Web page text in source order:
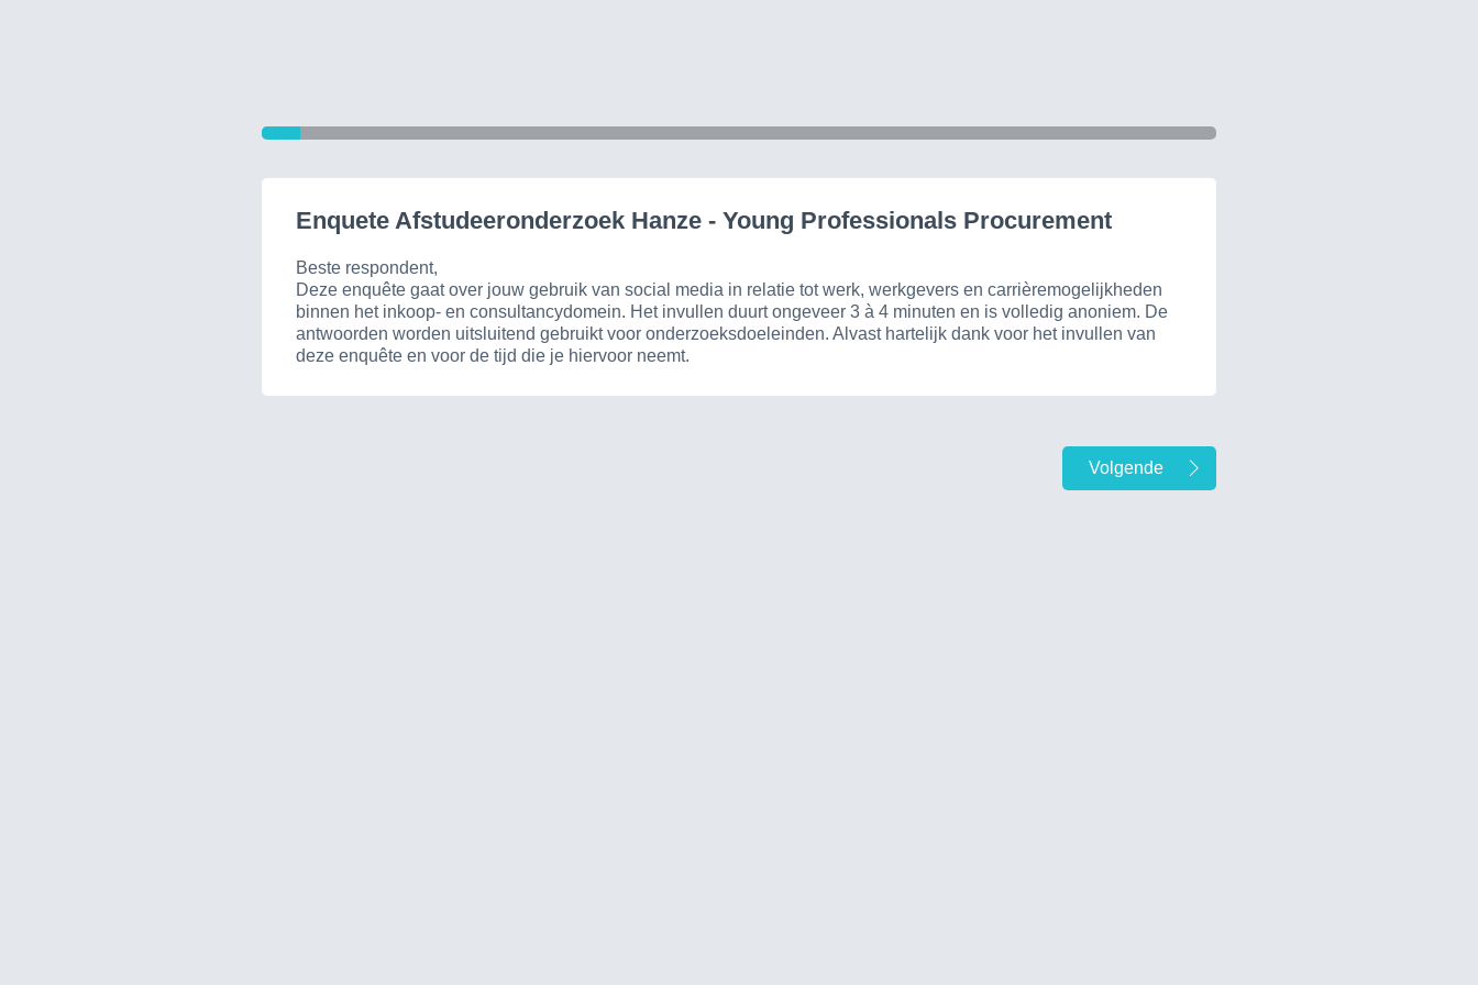
Enquete Afstudeeronderzoek Hanze - Young Professionals Procurement
Beste respondent,
Deze enquête gaat over jouw gebruik van social media in relatie tot werk, werkgevers en carrièremogelijkheden
binnen het inkoop- en consultancydomein. Het invullen duurt ongeveer 3 à 4 minuten en is volledig anoniem. De
antwoorden worden uitsluitend gebruikt voor onderzoeksdoeleinden. Alvast hartelijk dank voor het invullen van
deze enquête en voor de tijd die je hiervoor neemt.
Volgende